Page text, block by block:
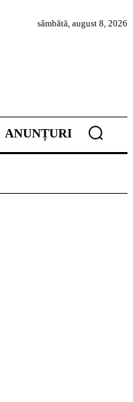
sâmbătă, august 8, 2026
ANUNȚURI